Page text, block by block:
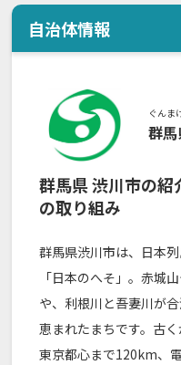
自治体情報
ぐんま
群
群馬県渋川市の紹
の取り組み
群馬県渋川市は、日本
「日本のへそ」。赤城
や、利根川と吾妻川が
恵まれたまちです。古
東京都心まで120km、